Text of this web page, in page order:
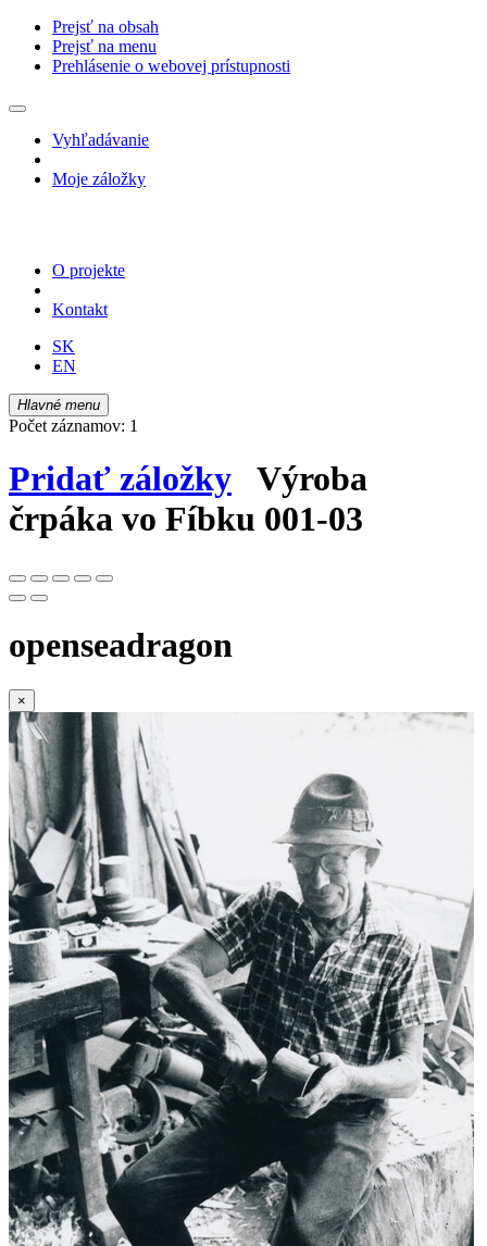
Prejsť na obsah
Prejsť na menu
Prehlásenie o webovej prístupnosti
Vyhľadávanie
Moje záložky
O projekte
Kontakt
SK
EN
Hlavné menu
Počet záznamov: 1
Pridať záložky Výroba
črpáka vo Fíbku 001-03
openseadragon
×